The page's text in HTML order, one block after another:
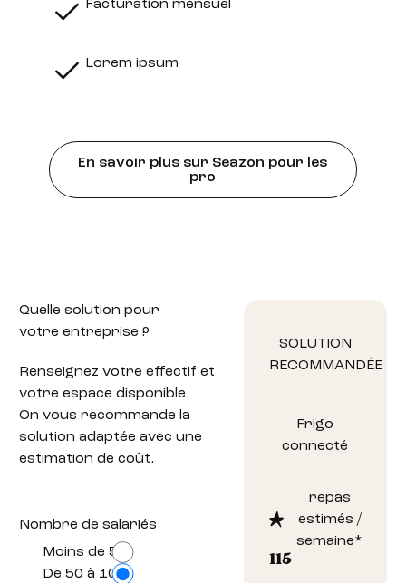
Facturation mensuel
Lorem ipsum
En savoir plus sur Seazon pour les
pro
Quelle solution pour
votre entreprise ?
Renseignez votre effectif et
votre espace disponible.
On vous recommande la
solution adaptée avec une
estimation de coût.
Nombre de salariés
Moins de 50
De 50 à 100
SOLUTION
RECOMMANDÉE
Frigo
connecté
repas
estimés /
semaine*
115